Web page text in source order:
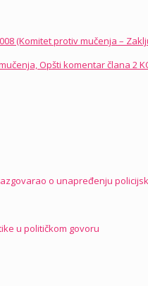
(Komitet protiv mučenja –
Opšti komentar člana 2
o unapređenju
u političkom govoru